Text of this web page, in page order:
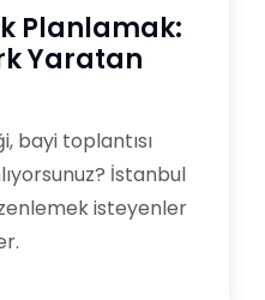
Planlamak:
Yaratan
bayi toplantısı
İstanbul
isteyenler